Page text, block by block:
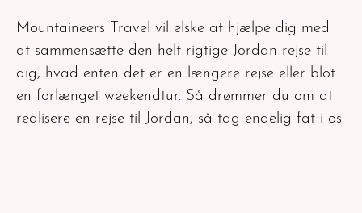
Mountaineers Travel vil elske at hjælpe dig med
at sammensætte den helt rigtige Jordan rejse til
dig, hvad enten det er en længere rejse eller blot
en forlænget weekendtur. Så drømmer du om at
realisere en rejse til Jordan, så tag endelig fat i os.